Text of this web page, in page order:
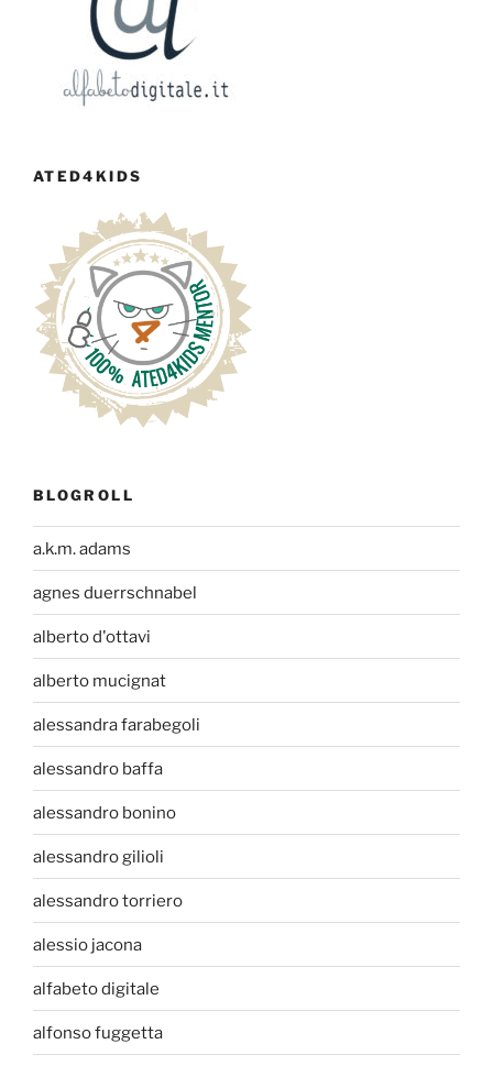
ATED4KIDS
BLOGROLL
a.k.m. adams
agnes duerrschnabel
alberto d'ottavi
alberto mucignat
alessandra farabegoli
alessandro baffa
alessandro bonino
alessandro gilioli
alessandro torriero
alessio jacona
alfabeto digitale
alfonso fuggetta